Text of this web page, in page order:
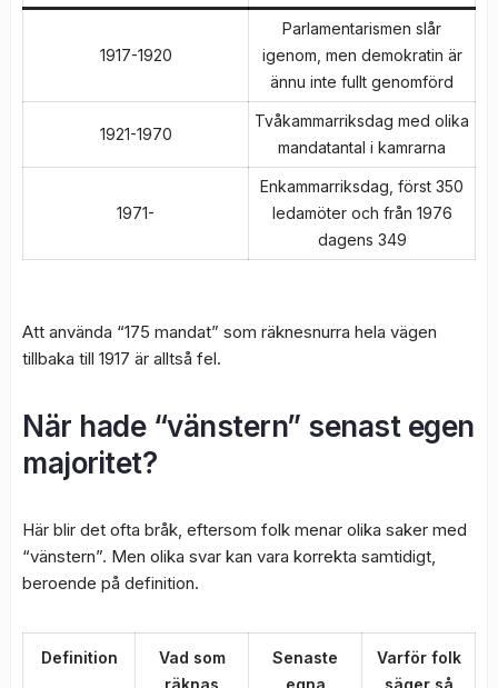
1917-1920
Parlamentarismen slår
igenom, men demokratin är
ännu inte fullt genomförd
1921-1970
Tvåkammarriksdag med olika
mandatantal i kamrarna
1971-
Enkammarriksdag, först 350
ledamöter och från 1976
dagens 349
Att använda “175 mandat” som räknesnurra hela vägen
tillbaka till 1917 är alltså fel.
När hade “vänstern” senast egen
majoritet?
Här blir det ofta bråk, eftersom folk menar olika saker med
“vänstern”. Men olika svar kan vara korrekta samtidigt,
beroende på definition.
Definition
Vad som
räknas
Senaste
egna
Varför folk
säger så